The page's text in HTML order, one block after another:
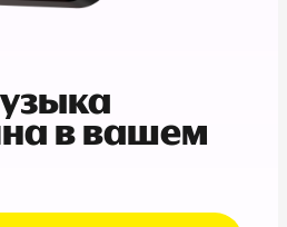
в вашем